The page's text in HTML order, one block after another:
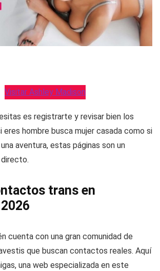
Visitar Ashley Madison
es registrarte y revisar bien los
eres hombre busca mujer casada como si
aventura, estas páginas son un
trans en
cuenta con una gran comunidad de
que buscan contactos reales. Aquí
una web especializada en este